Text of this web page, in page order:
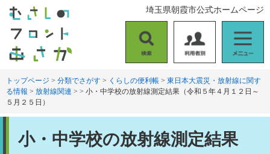
す
。
し
て
索
用
者
別
ニ
ュ
ー
埼玉県朝霞市公式ホームページ
トップページ > 分類でさがす > くらしの便利帳 > 東日本大震災・放射線に関す
る情報 > 放射線関連 > > 小・中学校の放射線測定結果（令和５年４月１２日～
５月２５日）
小・中学校の放射線測定結果